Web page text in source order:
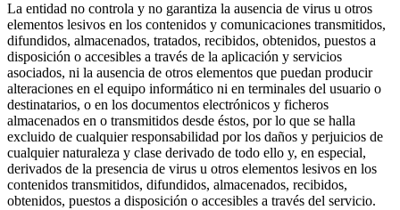
La entidad no controla y no garantiza la ausencia de virus u otros
elementos lesivos en los contenidos y comunicaciones transmitidos,
difundidos, almacenados, tratados, recibidos, obtenidos, puestos a
disposición o accesibles a través de la aplicación y servicios
asociados, ni la ausencia de otros elementos que puedan producir
alteraciones en el equipo informático ni en terminales del usuario o
destinatarios, o en los documentos electrónicos y ficheros
almacenados en o transmitidos desde éstos, por lo que se halla
excluido de cualquier responsabilidad por los daños y perjuicios de
cualquier naturaleza y clase derivado de todo ello y, en especial,
derivados de la presencia de virus u otros elementos lesivos en los
contenidos transmitidos, difundidos, almacenados, recibidos,
obtenidos, puestos a disposición o accesibles a través del servicio.